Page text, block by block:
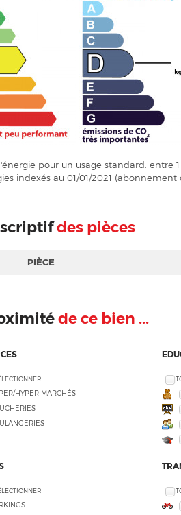
pour un usage standard: entre
indexés au 01/01/2021 (abonnement
des pièces
PIÈCE
de ce bien ...
HYPER MARCHÉS